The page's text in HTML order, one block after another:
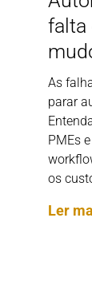
falta
As
parar
PMEs
os
Ler